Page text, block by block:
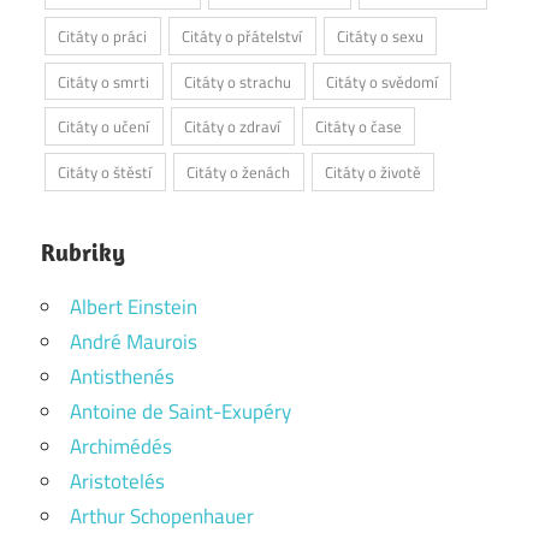
Citáty o práci
Citáty o přátelství
Citáty o sexu
Citáty o smrti
Citáty o strachu
Citáty o svědomí
Citáty o učení
Citáty o zdraví
Citáty o čase
Citáty o štěstí
Citáty o ženách Citáty o životě
Rubriky
Albert Einstein
André Maurois
Antisthenés
Antoine de Saint-Exupéry
Archimédés
Aristotelés
Arthur Schopenhauer